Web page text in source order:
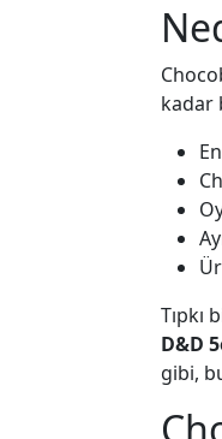
kadar
Tıpkı
D&D
gibi,